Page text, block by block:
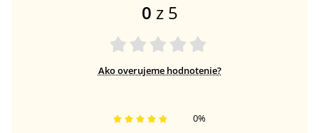
0 z 5
Ako overujeme hodnotenie?
0%